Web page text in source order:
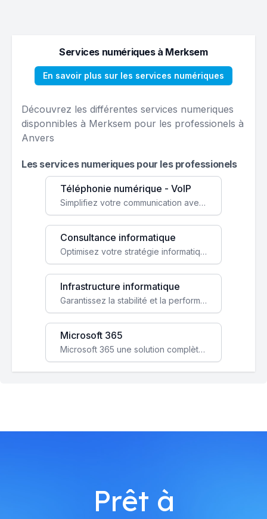
Services numériques à Merksem
En savoir plus sur les services numériques
Découvrez les différentes services numeriques
disponnibles à Merksem pour les professionels à
Anvers
Les services numeriques pour les professionels
Téléphonie numérique - VoIP
Simplifiez votre communication avec une solution VoIP flexible, économique et adaptée à vos besoins professionnels.
Consultance informatique
Optimisez votre stratégie informatique avec l'expertise de nos consultants pour améliorer votre efficacité et sécurité.
Infrastructure informatique
Garantissez la stabilité et la performance de votre entreprise avec une infrastructure IT sécurisée et évolutive.
Microsoft 365
Microsoft 365 une solution complète qui booste votre productivité, renforce la sécurité de vos données et facilite la collaboration.
Prêt à